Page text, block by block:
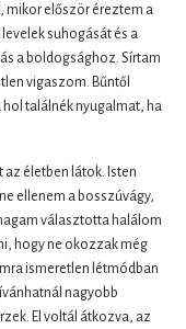
mikor először éreztem a
suhogását és a
a boldogsághoz. Sírtam
vigaszom. Bűntől
találnék nyugalmat, ha
az életben látok. Isten
ellenem a bosszúvágy,
választotta halálom
hogy ne okozzak még
ismeretlen létmódban
nagyobb
El voltál átkozva, az